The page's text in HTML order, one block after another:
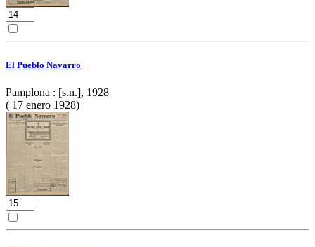
El Pueblo Navarro
Pamplona : [s.n.], 1928
( 17 enero 1928)